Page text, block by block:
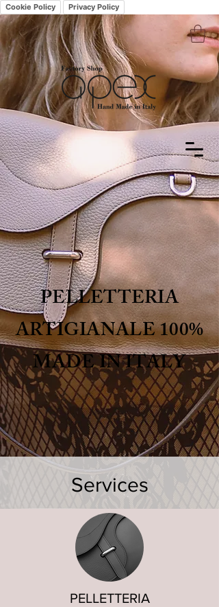
Cookie Policy Privacy Policy
PELLETTERIA
ARTIGIANALE 100%
MADE IN ITALY
Services
PELLETTERIA